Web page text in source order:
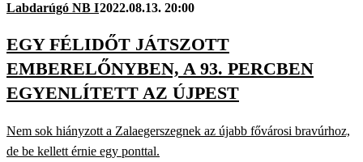
Labdarúgó NB I2022.08.13. 20:00
EGY FÉLIDŐT JÁTSZOTT
EMBERELŐNYBEN, A 93. PERCBEN
EGYENLÍTETT AZ ÚJPEST
Nem sok hiányzott a Zalaegerszegnek az újabb fővárosi bravúrhoz,
de be kellett érnie egy ponttal.